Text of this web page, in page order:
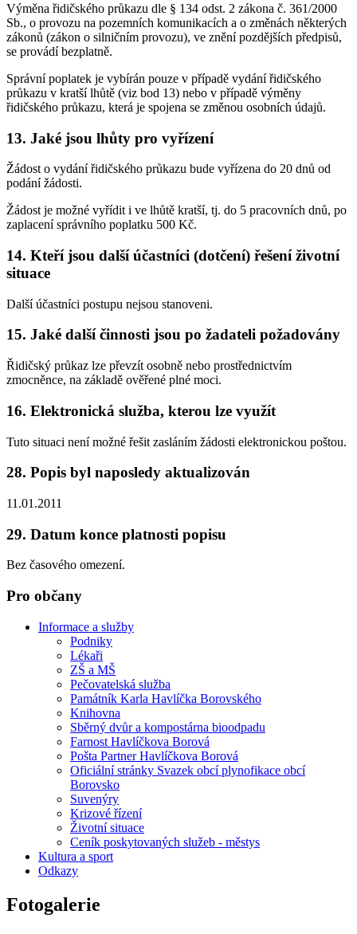
Výměna řidičského průkazu dle § 134 odst. 2 zákona č. 361/2000
Sb., o provozu na pozemních komunikacích a o změnách některých
zákonů (zákon o silničním provozu), ve znění pozdějších předpisů,
se provádí bezplatně.
Správní poplatek je vybírán pouze v případě vydání řidičského
průkazu v kratší lhůtě (viz bod 13) nebo v případě výměny
řidičského průkazu, která je spojena se změnou osobních údajů.
13. Jaké jsou lhůty pro vyřízení
Žádost o vydání řidičského průkazu bude vyřízena do 20 dnů od
podání žádosti.
Žádost je možné vyřídit i ve lhůtě kratší, tj. do 5 pracovních dnů, po
zaplacení správního poplatku 500 Kč.
14. Kteří jsou další účastníci (dotčení) řešení životní
situace
Další účastníci postupu nejsou stanoveni.
15. Jaké další činnosti jsou po žadateli požadovány
Řidičský průkaz lze převzít osobně nebo prostřednictvím
zmocněnce, na základě ověřené plné moci.
16. Elektronická služba, kterou lze využít
Tuto situaci není možné řešit zasláním žádosti elektronickou poštou.
28. Popis byl naposledy aktualizován
11.01.2011
29. Datum konce platnosti popisu
Bez časového omezení.
Pro občany
Informace a služby
Podniky
Lékaři
ZŠ a MŠ
Pečovatelská služba
Památník Karla Havlíčka Borovského
Knihovna
Sběrný dvůr a kompostárna bioodpadu
Farnost Havlíčkova Borová
Pošta Partner Havlíčkova Borová
Oficiální stránky Svazek obcí plynofikace obcí
Borovsko
Suvenýry
Krizové řízení
Životní situace
Ceník poskytovaných služeb - městys
Kultura a sport
Odkazy
Fotogalerie